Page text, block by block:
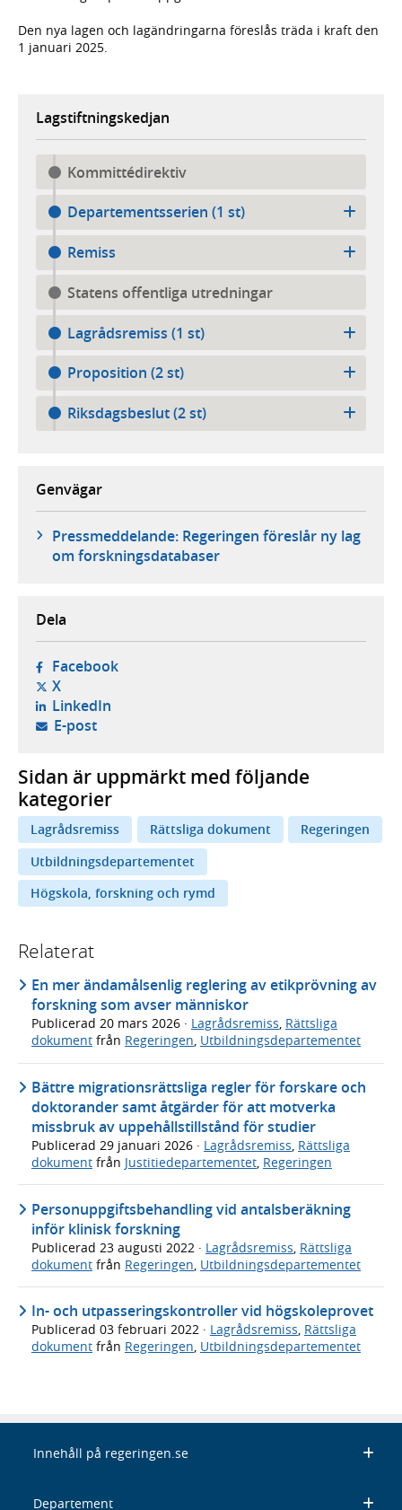
Den nya lagen och lagändringarna föreslås träda i kraft den
1 januari 2025.
Lagstiftningskedjan
Kommittédirektiv
Departementsserien (1 st)
Remiss
Statens offentliga utredningar
Lagrådsremiss (1 st)
Proposition (2 st)
Riksdagsbeslut (2 st)
Genvägar
Pressmeddelande: Regeringen föreslår ny lag
om forskningsdatabaser
Dela
Facebook- öppnas i ny flik, extern webbplats,
X- öppnas i ny flik, extern webbplats,
LinkedIn- öppnas i ny flik, extern webbplats,
E-post- öppnar din e-postklient,
Sidan är uppmärkt med följande
kategorier
Lagrådsremiss Rättsliga dokument
Regeringen
Utbildningsdepartementet
Högskola, forskning och rymd
Relaterat
En mer ändamålsenlig reglering av etikprövning av
forskning som avser människor
Publicerad 20 mars 2026 · Lagrådsremiss, Rättsliga
dokument från Regeringen, Utbildningsdepartementet
Bättre migrationsrättsliga regler för forskare och
doktorander samt åtgärder för att motverka
missbruk av uppehållstillstånd för studier
Publicerad 29 januari 2026 · Lagrådsremiss, Rättsliga
dokument från Justitiedepartementet, Regeringen
Personuppgiftsbehandling vid antalsberäkning
inför klinisk forskning
Publicerad 23 augusti 2022 · Lagrådsremiss Rättsliga
dokument från Regeringen Utbildningsdepartementet
In- och utpasseringskontroller vid högskoleprovet
Publicerad 03 februari 2022 · Lagrådsremiss, Rättsliga
dokument från Regeringen, Utbildningsdepartementet
Innehåll på regeringen.se
Departement